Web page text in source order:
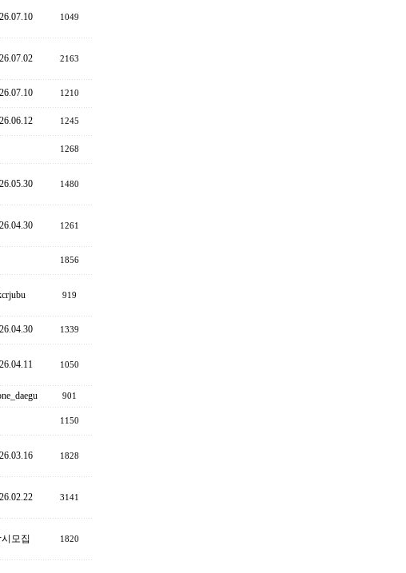
1049
2163
1210
1245
1268
1480
1261
1856
919
1339
1050
901
1150
1828
3141
모집 1820